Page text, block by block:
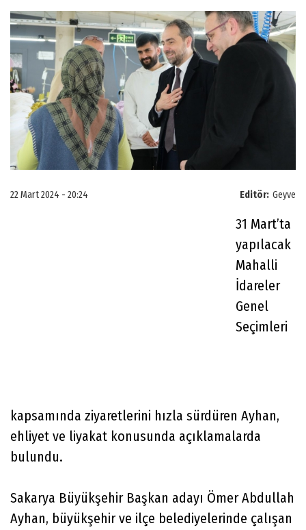
Editör: Geyve
22 Mart 2024 - 20:24
31 Mart’ta
yapılacak
Mahalli
İdareler
Genel
Seçimleri
kapsamında ziyaretlerini hızla sürdüren Ayhan,
ehliyet ve liyakat konusunda açıklamalarda
bulundu.
Sakarya Büyükşehir Başkan adayı Ömer Abdullah
Ayhan, büyükşehir ve ilçe belediyelerinde çalışan